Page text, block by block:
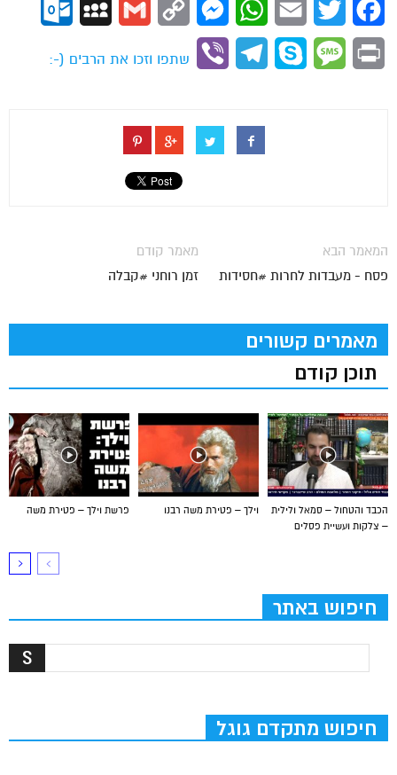
Facebook
Twitter
Email
WhatsApp
Messenger
Copy
Gmail
MySpace
Print
Message
Skype
Telegram
Viber
שתפו וזכו את הרבים (-:
מאמר קודם
זמן רוחני #קבלה
המאמר הבא
פסח - מעבדות לחרות #חסידות
מאמרים קשורים
תוכן קודם
פרשת וילך – פטירת משה וילך – פטירת משה רבנו
הכבד והטחול – סמאל ולילית
– צלקות ועשיית פסלים
חיפוש באתר
חיפוש מתקדם גוגל